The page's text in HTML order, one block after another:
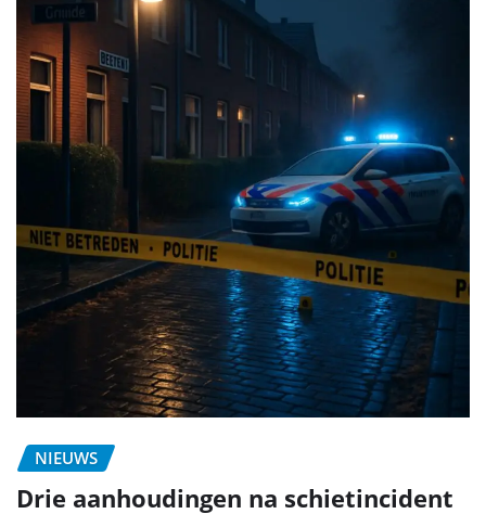
NIEUWS
Drie aanhoudingen na schietincident